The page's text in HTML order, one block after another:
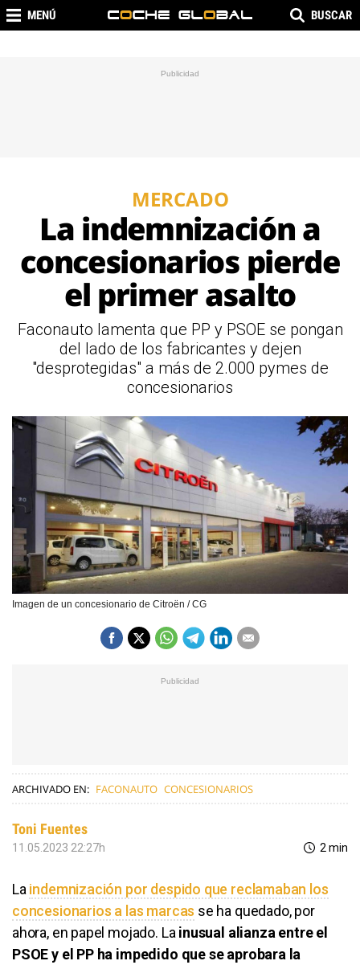
MENÚ BUSCAR
MERCADO
La indemnización a
concesionarios pierde
el primer asalto
Faconauto lamenta que PP y PSOE se pongan
del lado de los fabricantes y dejen
"desprotegidas" a más de 2.000 pymes de
concesionarios
Imagen de un concesionario de Citroën / CG
ARCHIVADO EN: FACONAUTO CONCESIONARIOS
Toni Fuentes
11.05.2023 22:27h 2 min
La indemnización por despido que reclamaban los
concesionarios a las marcas se ha quedado, por
ahora, en papel mojado. La inusual alianza entre el
PSOE y el PP ha impedido que se aprobara la